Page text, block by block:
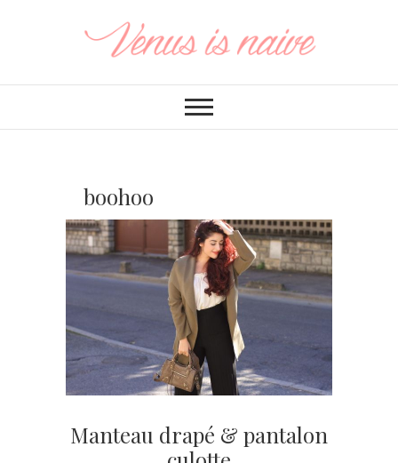
boohoo
Manteau drapé & pantalon